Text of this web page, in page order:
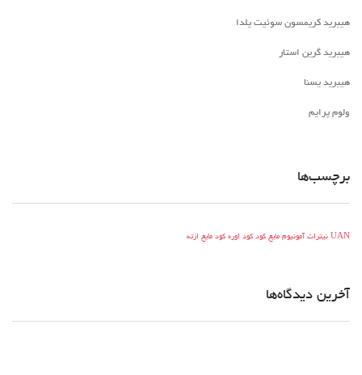
هیبرید کریمسون سوئیت یلدا
هیبرید گرین استار
هیبرید یسنا
ولوم پرایم
برچسب‌ها
UAN نیترات آمونیوم مایع کود کود اوره کود مایع ازته
آخرین دیدگاه‌ها